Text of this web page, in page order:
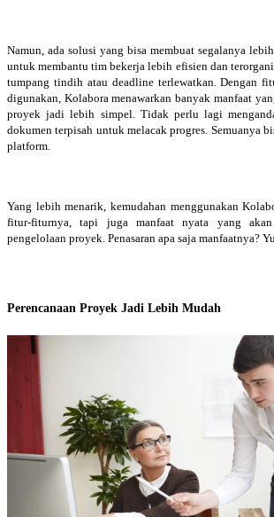
Namun, ada solusi yang bisa membuat segalanya
untuk membantu tim bekerja lebih efisien dan
tumpang tindih atau deadline terlewatkan. Dengan
digunakan, Kolabora menawarkan banyak manfaat
proyek jadi lebih simpel. Tidak perlu lagi
dokumen terpisah untuk melacak progres. Semuanya
platform.
Yang lebih menarik, kemudahan menggunakan
fitur-fiturnya, tapi juga manfaat nyata yang
pengelolaan proyek. Penasaran apa saja manfaatnya?
Perencanaan Proyek Jadi Lebih Mudah